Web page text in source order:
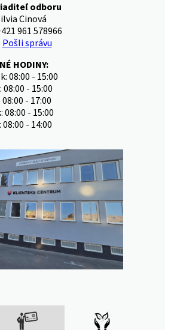
odboru
Cinová
961 578966
Pošli správu
HODINY:
08:00 - 15:00
- 15:00
- 17:00
- 15:00
- 14:00